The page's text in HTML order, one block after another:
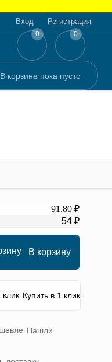
Вход Регистрация
0 0
В корзине пока пусто
91.80 ₽
54 ₽
В корзину
Купить в 1 клик
Нашли